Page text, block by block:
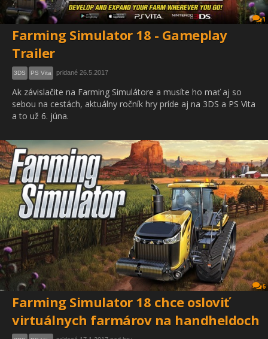
1
Farming Simulator 18 - Gameplay
Trailer
3DS PS Vita pridané 26.5.2017
Ak závislačite na Farming Simulátore a musíte ho mať aj so
sebou na cestách, aktuálny ročník hry príde aj na 3DS a PS Vita
a to už 6. júna.
6
Farming Simulator 18 chce osloviť
virtuálnych farmárov na handheldoch